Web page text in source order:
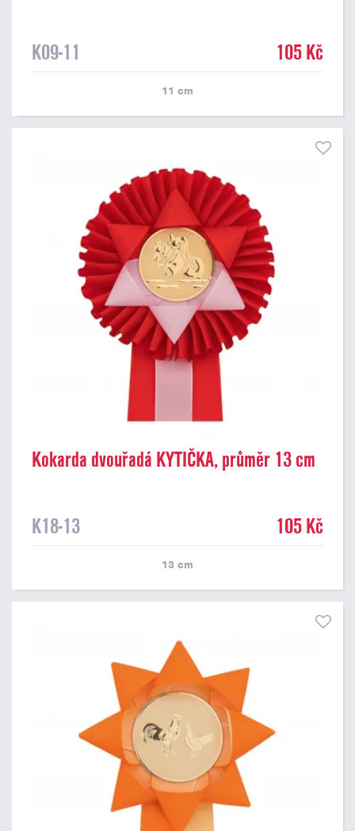
K09-11 105 Kč
11 cm
Kokarda dvouřadá KYTIČKA, průměr 13 cm
K18-13 105 Kč
13 cm